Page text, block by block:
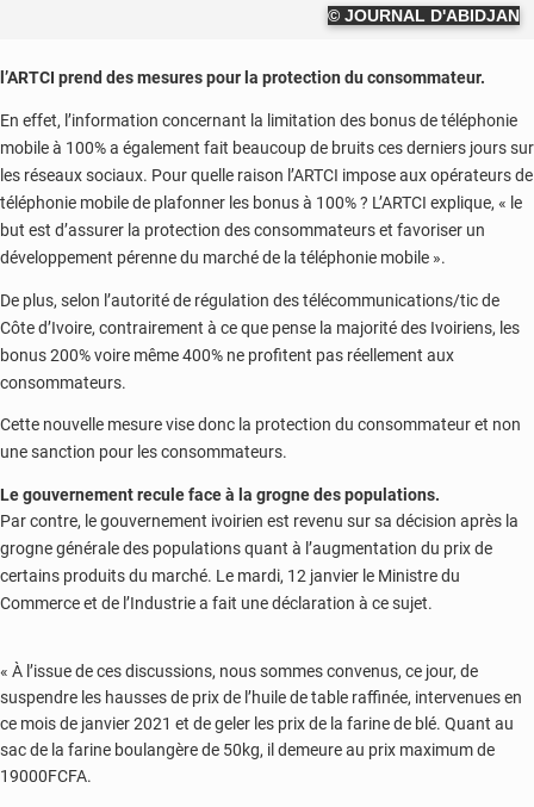
© JOURNAL D'ABIDJAN
l’ARTCI prend des mesures pour la protection du consommateur.
En effet, l’information concernant la limitation des bonus de téléphonie
mobile à 100% a également fait beaucoup de bruits ces derniers jours sur
les réseaux sociaux. Pour quelle raison l’ARTCI impose aux opérateurs de
téléphonie mobile de plafonner les bonus à 100% ? L’ARTCI explique, « le
but est d’assurer la protection des consommateurs et favoriser un
développement pérenne du marché de la téléphonie mobile ».
De plus, selon l’autorité de régulation des télécommunications/tic de
Côte d’Ivoire, contrairement à ce que pense la majorité des Ivoiriens, les
bonus 200% voire même 400% ne profitent pas réellement aux
consommateurs.
Cette nouvelle mesure vise donc la protection du consommateur et non
une sanction pour les consommateurs.
Le gouvernement recule face à la grogne des populations.
Par contre, le gouvernement ivoirien est revenu sur sa décision après la
grogne générale des populations quant à l’augmentation du prix de
certains produits du marché. Le mardi, 12 janvier le Ministre du
Commerce et de l’Industrie a fait une déclaration à ce sujet.
« À l’issue de ces discussions, nous sommes convenus, ce jour, de
suspendre les hausses de prix de l’huile de table raffinée, intervenues en
ce mois de janvier 2021 et de geler les prix de la farine de blé. Quant au
sac de la farine boulangère de 50kg, il demeure au prix maximum de
19000FCFA.